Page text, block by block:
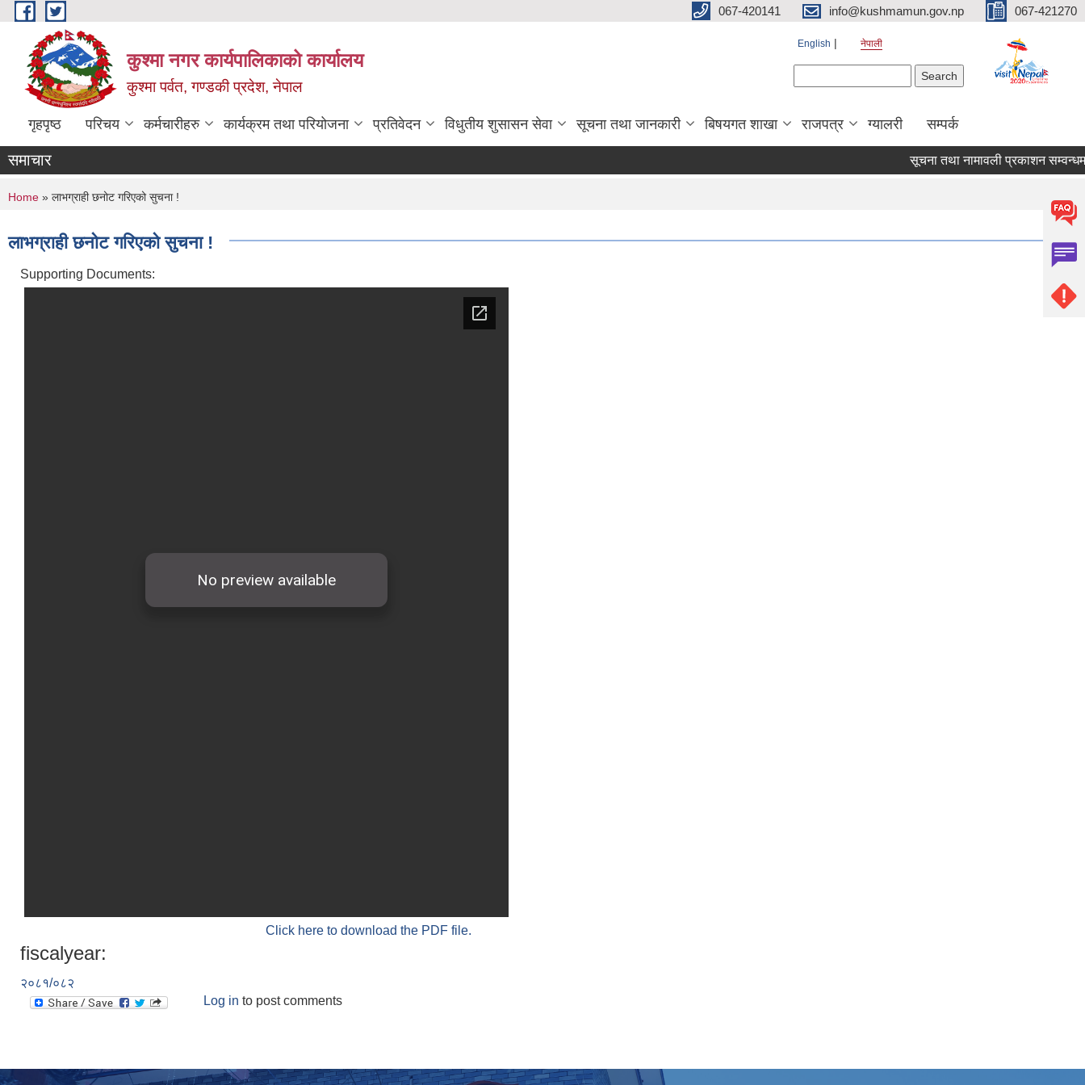
Skip to main content 067-420141 info@kushmamun.gov.np 067-421270
कुश्मा नगर कार्यपालिकाको कार्यालय
कुश्मा पर्वत, गण्डकी प्रदेश, नेपाल
English नेपाली
गृहपृष्ठ परिचय कर्मचारीहरु कार्यक्रम तथा परियोजना प्रतिवेदन विधुतीय शुसासन सेवा सूचना तथा जानकारी बिषयगत शाखा राजपत्र ग्यालरी सम्पर्क
समाचार सूचना तथा नामावली प्रकाशन सम्वन्धमा
You are here
Home » लाभग्राही छनोट गरिएको सुचना !
लाभग्राही छनोट गरिएको सुचना !
Supporting Documents:
Click here to download the PDF file.
fiscalyear:
२०८१/०८२
Log in to post comments